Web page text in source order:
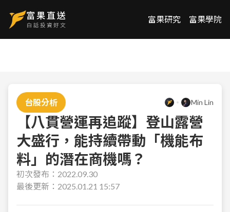
富果研究 富果學院
台股分析 Min Lin
【八貫營運再追蹤】登山露營
大盛行，能持續帶動「機能布
料」的潛在商機嗎？
初次發布： 2022.09.30
最後更新： 2025.01.21 15:57